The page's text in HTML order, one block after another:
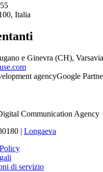
Italia
e Ginevra (CH),
Communication Agency
| Longaeva
di servizio